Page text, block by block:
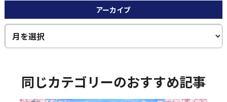
アーカイブ
同じカテゴリーのおすすめ記事